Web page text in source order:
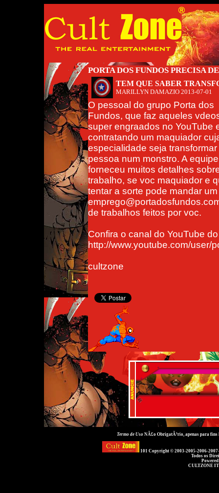
PORTA DOS FUNDOS PRECISA
TEM QUE SABER
MARILLYN DAMAZIO 2013-07-01
O pessoal do grupo Porta dos
Fundos, que faz aqueles
super engraados no YouTube
contratando um maquiador
especialidade seja
pessoa num monstro. A
forneceu muitos detalhes
trabalho, se voc maquiador e
tentar a sorte pode mandar
de trabalhos feitos por voc.
Confira o canal do YouTube
http://www.youtube.com/user/
cultzone
Termo de UsoNÃ£o ObrigatÃ³rio, apenas para
101 Copyright © 2003-2005-2006-
Todos os
CULTZONE